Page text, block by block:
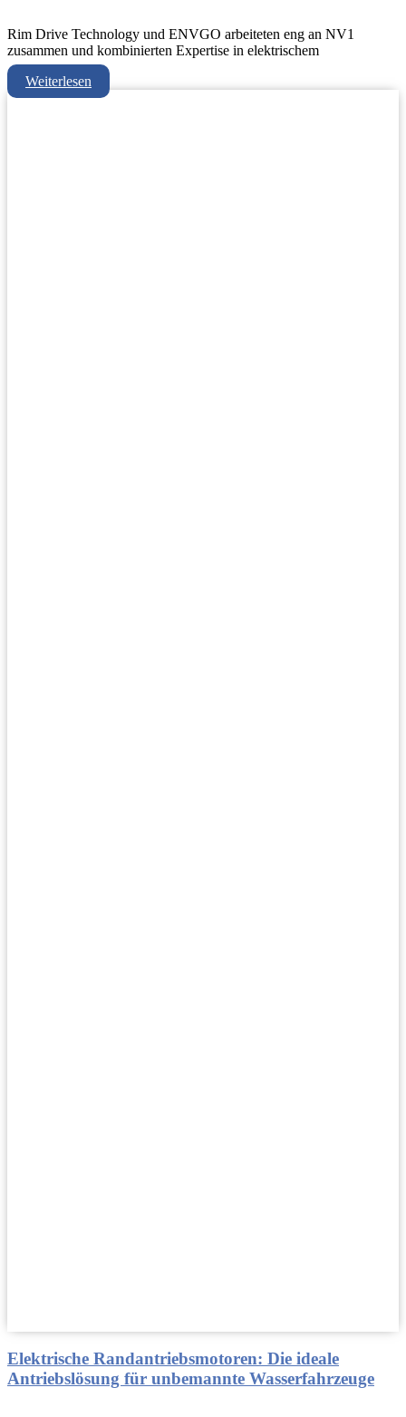
Rim Drive Technology und ENVGO arbeiteten eng an NV1
zusammen und kombinierten Expertise in elektrischem
Weiterlesen
Elektrische Randantriebsmotoren: Die ideale
Antriebslösung für unbemannte Wasserfahrzeuge